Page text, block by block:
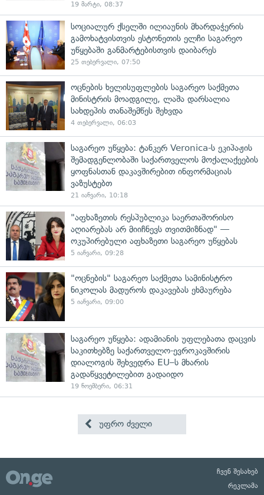
19 მარტი, 08:37
სოციალურ ქსელში ილიაუნის მხარდაჭერის
გამოხატვისთვის ესტონეთის ელჩი საგარეო
უწყებაში განმარტებისთვის დაიბარეს
25 თებერვალი, 07:50
ოცნების ხელისუფლების საგარეო საქმეთა
მინისტრის მოადგილე, ლაშა დარსალია
სახდეპის თანაშემწეს შეხვდა
4 თებერვალი, 06:03
საგარეო უწყება: ტანკერ Veronica-ს ეკიპაჟის
შემადგენლობაში საქართველოს მოქალაქეების
ყოფნასთან დაკავშირებით ინფორმაციას
ვაზუსტებთ
21 იანვარი, 10:18
"აფხაზეთის რესპუბლიკა საერთაშორისო
აღიარებას არ მიიჩნევს თვითმიზნად" —
ოკუპირებული აფხაზეთი საგარეო უწყებას
5 იანვარი, 09:28
"ოცნების" საგარეო საქმეთა სამინისტრო
ნიკოლას მადუროს დაკავებას ეხმაურება
5 იანვარი, 09:00
საგარეო უწყება: ადამიანის უფლებათა დაცვის
საკითხებზე საქართველო-ევროკავშირის
დიალოგის შეხვედრა EU–ს მხარის
გადაწყვეტილებით გადაიდო
19 ნოემბერი, 06:31
უფრო ძველი
ჩვენ შესახებ
რეკლამა